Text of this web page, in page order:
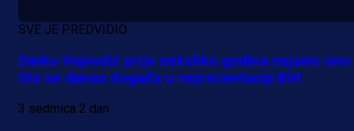
SVE JE PREDVIDIO
Darko Vojvodić prije nekoliko godina najavio ono
što se danas događa u reprezentaciji BiH
3 sedmica 2 dan